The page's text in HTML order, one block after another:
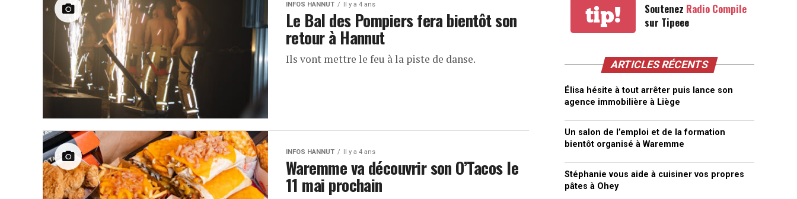
INFOS HANNUT Il y a 4 ans
Le Bal des Pompiers fera bientôt son
retour à Hannut
Ils vont mettre le feu à la piste de danse.
INFOS HANNUT Il y a 4 ans
Waremme va découvrir son O’Tacos le
11 mai prochain
tip! Soutenez Radio Compile
sur Tipeee
ARTICLES RÉCENTS
Élisa hésite à tout arrêter puis lance son
agence immobilière à Liège
Un salon de l’emploi et de la formation
bientôt organisé à Waremme
Stéphanie vous aide à cuisiner vos propres
pâtes à Ohey